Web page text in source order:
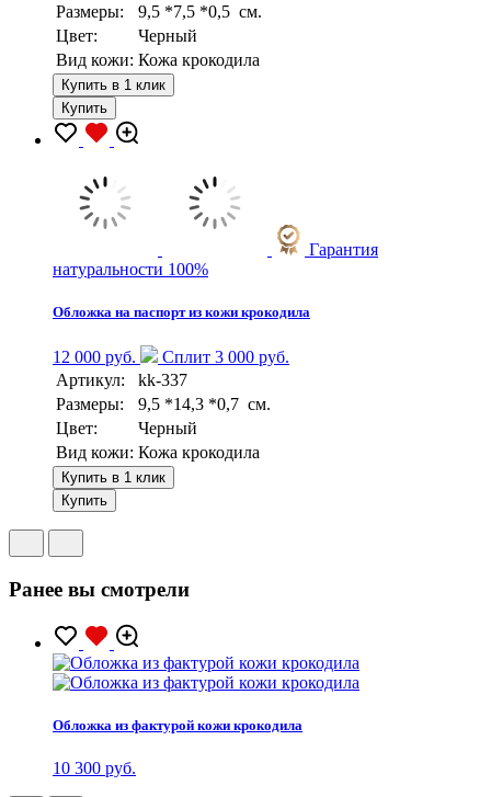
Размеры:
9,5 *7,5 *0,5 см.
Цвет:
Черный
Вид кожи: Кожа крокодила
Купить в 1 клик
Купить
Гарантия
натуральности 100%
Обложка на паспорт из кожи крокодила
12 000 руб.
Сплит 3 000 руб.
Артикул:
kk-337
Размеры:
9,5 *14,3 *0,7 см.
Цвет:
Черный
Вид кожи: Кожа крокодила
Купить в 1 клик
Купить
Ранее вы смотрели
Обложка из фактурой кожи крокодила
10 300 руб.